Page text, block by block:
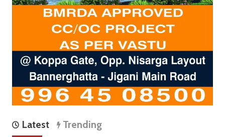
Latest Trending